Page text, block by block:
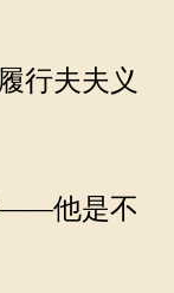
行夫夫义
——他是不